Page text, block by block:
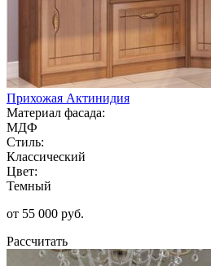
Прихожая Актинидия
Материал фасада:
МДФ
Стиль:
Классический
Цвет:
Темный
от 55 000 руб.
Рассчитать